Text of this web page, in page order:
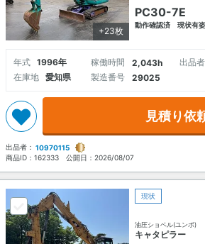
+23枚
PC30-7E
動作確認済 現状有
年式 1996年 稼働時間 2,043h 出品
在庫地
愛知県 製造番号 29025
見積り依
出品者： 10970115
商品ID： 162333 公開日： 2026/08/07
現状
油圧ショベル(ユンボ)
キャタピラー